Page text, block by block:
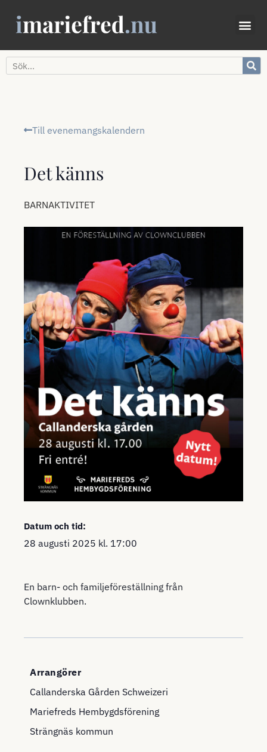
Till evenemangskalendern
Det känns
BARNAKTIVITET
Datum och tid:
28 augusti 2025 kl. 17:00
En barn- och familjeföreställning från
Clownklubben.
Arrangörer
Callanderska Gården Schweizeri
Mariefreds Hembygdsförening
Strängnäs kommun